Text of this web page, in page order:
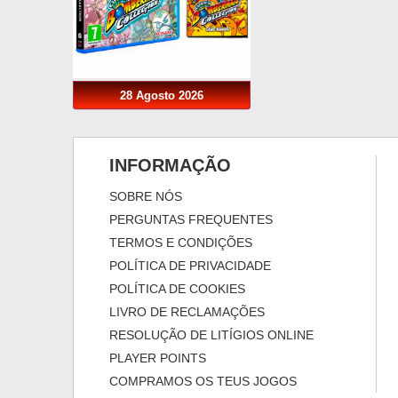
28 Agosto 2026
INFORMAÇÃO
SOBRE NÓS
PERGUNTAS FREQUENTES
TERMOS E CONDIÇÕES
POLÍTICA DE PRIVACIDADE
POLÍTICA DE COOKIES
LIVRO DE RECLAMAÇÕES
RESOLUÇÃO DE LITÍGIOS ONLINE
PLAYER POINTS
COMPRAMOS OS TEUS JOGOS